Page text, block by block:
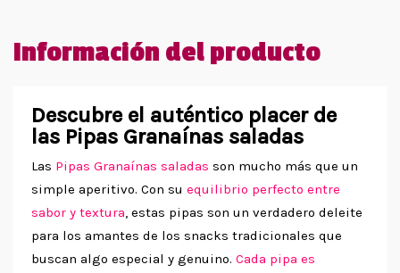
Información del producto
Descubre el auténtico placer de
las Pipas Granaínas saladas
Las Pipas Granaínas saladas son mucho más que un
simple aperitivo. Con su equilibrio perfecto entre
sabor y textura, estas pipas son un verdadero deleite
para los amantes de los snacks tradicionales que
buscan algo especial y genuino. Cada pipa es